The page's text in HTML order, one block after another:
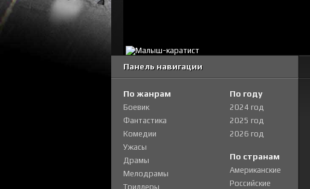
Панель навигации
По жанрам
Боевик
Фантастика
Комедии
Ужасы
Драмы
Мелодрамы
Триллеры
По году
2024 год
2025 год
2026 год
По странам
Американские
Российские